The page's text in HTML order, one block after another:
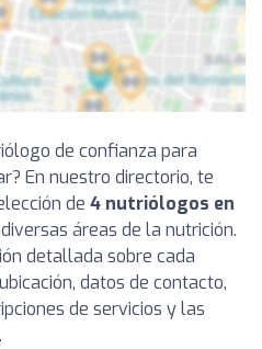
de confianza para
En nuestro directorio, te
de 4 nutriólogos en
áreas de la nutrición.
detallada sobre cada
datos de contacto,
de servicios y las